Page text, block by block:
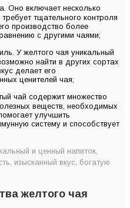
Оно включает несколько
тщательного контроля
производство более
с другими чаями;
У желтого чая уникальный
найти в других сортах
делает его
ценителей чая;
чай содержит множество
веществ, необходимых
улучшить
систему и способствует
и ценный напиток,
изысканный вкус, богатую
желтого чая